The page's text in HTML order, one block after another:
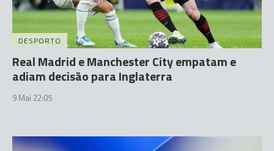
DESPORTO
Real Madrid e Manchester City empatam e
adiam decisão para Inglaterra
9 Mai 22:05